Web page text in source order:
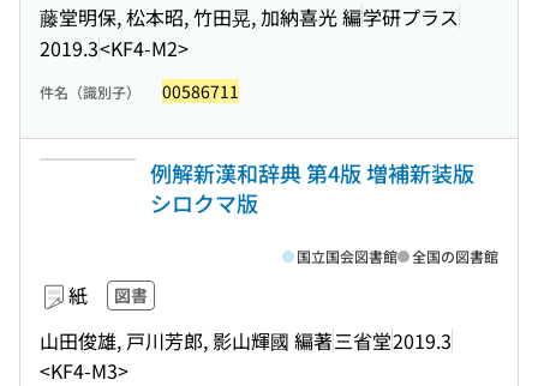
藤堂明保, 松本昭, 竹田晃, 加納喜光 編学研プラス
2019.3<KF4-M2>
件名（識別子） 00586711
例解新漢和辞典 第4版 増補新装版
シロクマ版
紙 図書
山田俊雄, 戸川芳郎, 影山輝國 編著三省堂2019.3
<KF4-M3>
国立国会図書館 全国の図書館